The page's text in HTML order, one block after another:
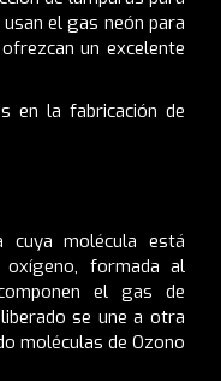
el gas neón para
un excelente
en la fabricación de
cuya molécula está
formada al
el gas de
se une a otra
moléculas de Ozono